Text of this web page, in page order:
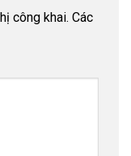
công khai. Các